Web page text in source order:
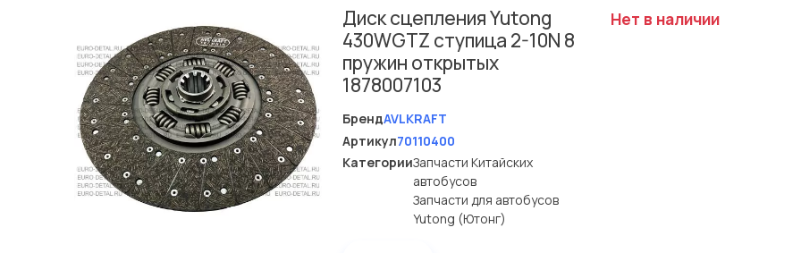
Диск сцепления Yutong
430WGTZ ступица 2-10N 8
пружин открытых
1878007103
БрендAVLKRAFT
Артикул70110400
КатегорииЗапчасти Китайских
автобусов
Запчасти для автобусов
Yutong (Ютонг)
Нет в наличии